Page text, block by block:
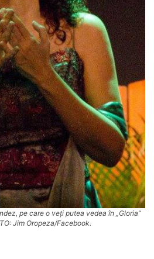
pe care o veți putea vedea în „Gloria”
Jim Oropeza/Facebook.